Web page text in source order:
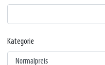
Kategorie